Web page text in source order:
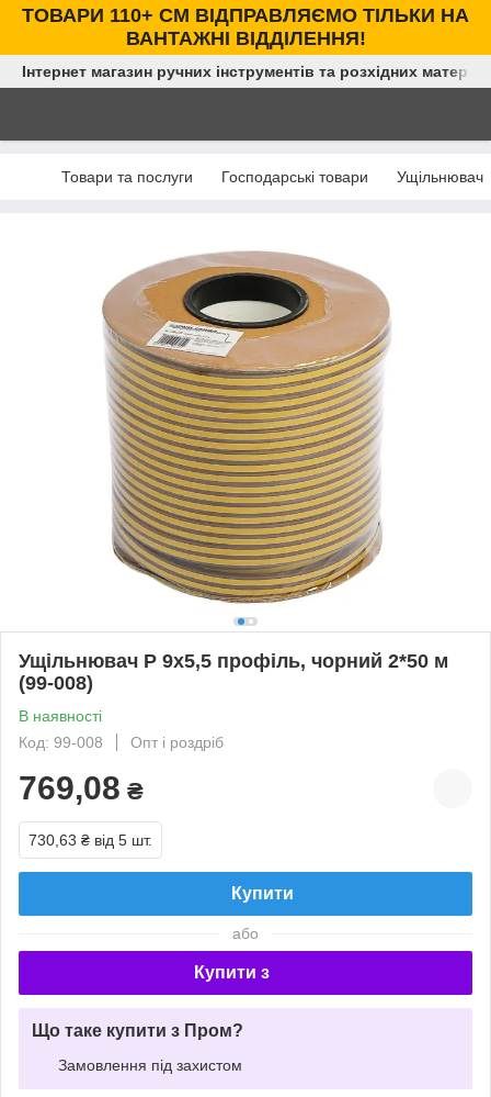
ТОВАРИ 110+ СМ ВІДПРАВЛЯЄМО ТІЛЬКИ НА
ВАНТАЖНІ ВІДДІЛЕННЯ!
Інтернет магазин ручних інструментів та розхідних
Товари та послуги Господарські товари Ущільнювач
Ущільнювач Р 9х5,5 профіль, чорний 2*50 м
(99-008)
В наявності
Код: 99-008
Опт і роздріб
769,08 ₴
730,63 ₴ від 5 шт.
Купити
або
Купити з
Що таке купити з Пром?
Замовлення під захистом